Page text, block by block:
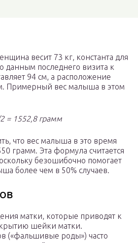
весит 73 кг, константа для
данным последнего визита к
94 см, а расположение
Примерный вес малыша в этом
= 1552,8 грамм
что вес малыша в это время
грамм. Эта формула считается
безошибочно помогает
более чем в 50% случаев.
матки, которые приводят к
шейки матки.
(«фальшивые роды») часто